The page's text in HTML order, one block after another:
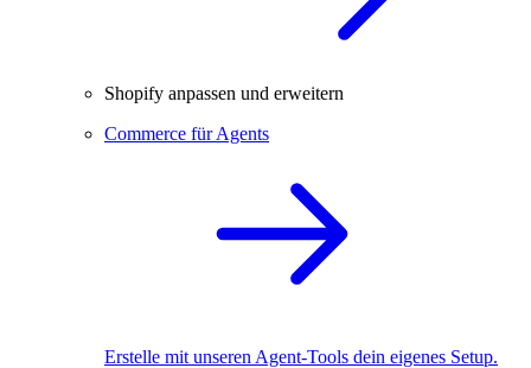
Shopify anpassen und erweitern
Commerce für Agents
Erstelle mit unseren Agent-Tools dein eigenes Setup.